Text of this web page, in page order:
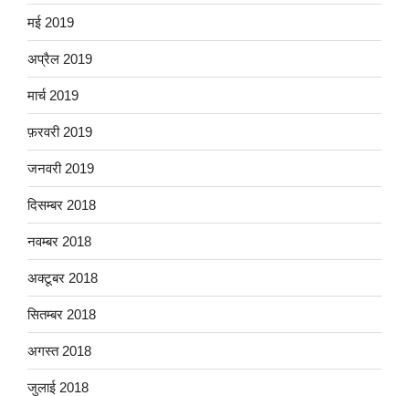
मई 2019
अप्रैल 2019
मार्च 2019
फ़रवरी 2019
जनवरी 2019
दिसम्बर 2018
नवम्बर 2018
अक्टूबर 2018
सितम्बर 2018
अगस्त 2018
जुलाई 2018